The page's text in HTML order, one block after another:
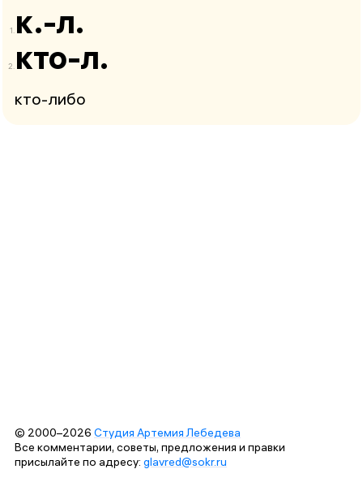
к.-л.
кто-л.
кто-либо
© 2000–2026 Студия Артемия Лебедева
Все комментарии, советы, предложения и правки
присылайте по адресу: glavred@sokr.ru